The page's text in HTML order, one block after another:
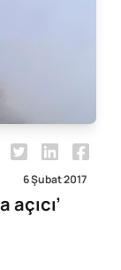
6 Şubat 2017